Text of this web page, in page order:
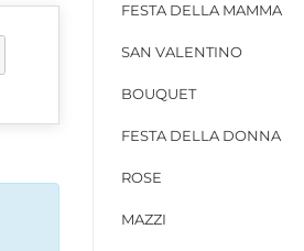
FESTA DELLA MAMMA
SAN VALENTINO
BOUQUET
FESTA DELLA DONNA
ROSE
MAZZI